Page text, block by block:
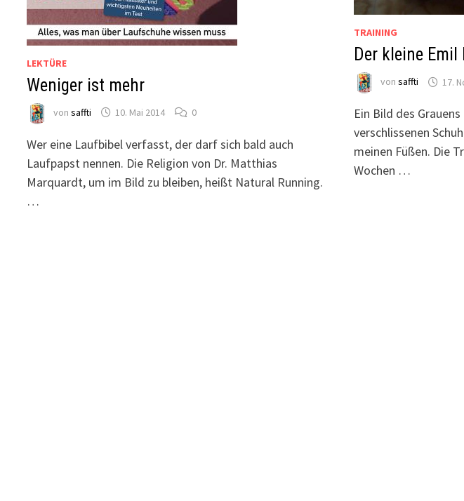
LEKTÜRE
Weniger ist mehr
vonsaffti 10. Mai 2014 0
Wer eine Laufbibel verfasst, der darf sich bald auch
Laufpapst nennen. Die Religion von Dr. Matthias
Marquardt, um im Bild zu bleiben, heißt Natural Running.
…
TRAINING
Der kleine
von saffti 17.
Ein Bild des
verschlissenen
meinen Füßen. Die
Wochen …